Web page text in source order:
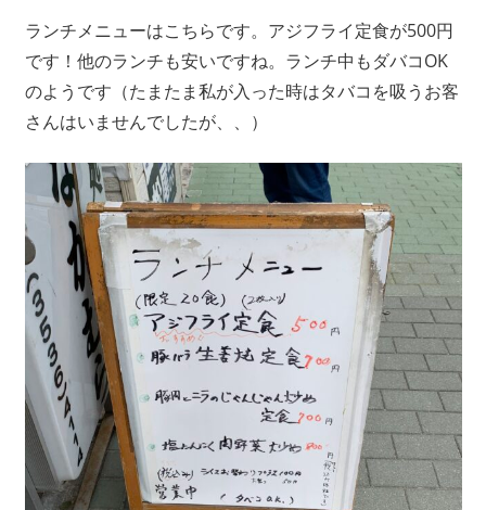
ランチメニューはこちらです。アジフライ定食が500円
です！他のランチも安いですね。ランチ中もダバコOK
のようです（たまたま私が入った時はタバコを吸うお客
さんはいませんでしたが、、）